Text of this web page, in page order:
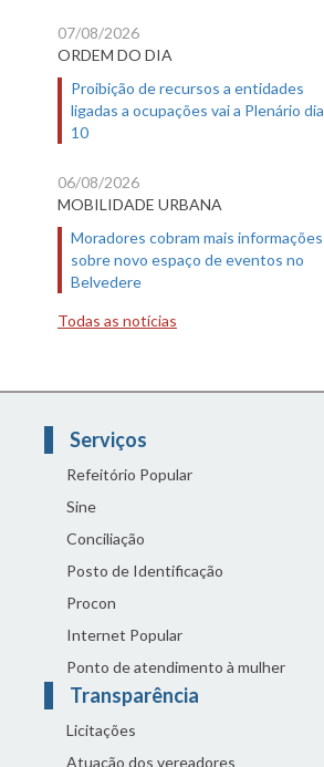
07/08/2026
ORDEM DO DIA
Proibição de recursos a entidades
ligadas a ocupações vai a Plenário dia
10
06/08/2026
MOBILIDADE URBANA
Moradores cobram mais informações
sobre novo espaço de eventos no
Belvedere
Todas as notícias
Serviços
Refeitório Popular
Sine
Conciliação
Posto de Identificação
Procon
Internet Popular
Ponto de atendimento à mulher
Transparência
Licitações
Atuação dos vereadores